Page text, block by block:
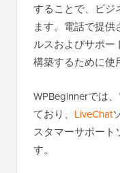
することで、ビジ
ます。電話で提
ルスおよびサポー
構築するために使
WPBeginnerでは
ており、 LiveChat
スタマーサポート
す。